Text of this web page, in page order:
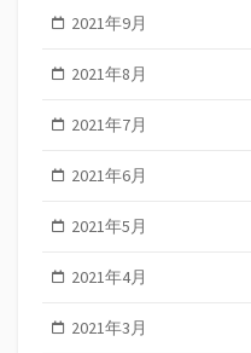
2021年9月
2021年8月
2021年7月
2021年6月
2021年5月
2021年4月
2021年3月